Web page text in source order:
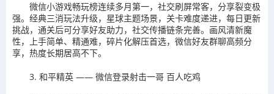
微信小游戏畅玩榜连续多月第一，社交刷屏常客，分享裂变极
强。经典三消玩法升级，星球主题场景，关卡难度递进，每日更新
挑战，通关后可分享好友助力，社交传播链条完善。画风清新魔
性，上手简单、精通难，碎片化解压首选，微信好友群聊高频分
享，热度长期居高不下。
3. 和平精英 —— 微信登录射击一哥 百人吃鸡